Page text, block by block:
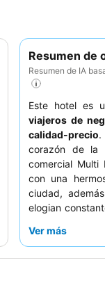
Resumen de
Resumen de IA
Este hotel es
viajeros de
calidad-precio.
corazón de la
comercial Multi
con una
ciudad,
elogian
experiencia
Ver más